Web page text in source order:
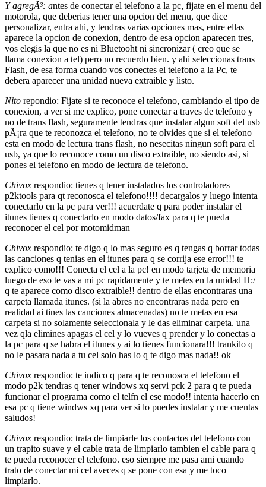
Y agregÃ³: antes de conectar el telefono a la pc, fijate en el menu del
motorola, que deberias tener una opcion del menu, que dice
personalizar, entra ahi, y tendras varias opciones mas, entre ellas
aparece la opcion de conexion, dentro de esa opcion aparecen tres,
vos elegis la que no es ni Bluetooht ni sincronizar ( creo que se
llama conexion a tel) pero no recuerdo bien. y ahi seleccionas trans
Flash, de esa forma cuando vos conectes el telefono a la Pc, te
debera aparecer una unidad nueva extraible y listo.
Nito repondio: Fijate si te reconoce el telefono, cambiando el tipo de
conexion, a ver si me explico, pone conectar a traves de telefono y
no de trans flash, seguramente tendras que instalar algun soft del usb
pÃ¡ra que te reconozca el telefono, no te olvides que si el telefono
esta en modo de lectura trans flash, no nesecitas ningun soft para el
usb, ya que lo reconoce como un disco extraible, no siendo asi, si
pones el telefono en modo de lectura de telefono.
Chivox respondio: tienes q tener instalados los controladores
p2ktools para qt reconosca el telefono!!!! decargalos y luego intenta
conectarlo en la pc para ver!!! acuerdate q para poder instalar el
itunes tienes q conectarlo en modo datos/fax para q te pueda
reconocer el cel por motomidman
Chivox respondio: te digo q lo mas seguro es q tengas q borrar todas
las canciones q tenias en el itunes para q se corrija ese error!!! te
explico como!!! Conecta el cel a la pc! en modo tarjeta de memoria
luego de eso te vas a mi pc rapidamente y te metes en la unidad H:/
q te aparece como disco extraible!! dentro de ellas encontraras una
carpeta llamada itunes. (si la abres no encontraras nada pero en
realidad ai tines las canciones almacenadas) no te metas en esa
carpeta si no solamente seleccionala y le das eliminar carpeta. una
vez qla elimines apagas el cel y lo vueves q prender y lo conectas a
la pc para q se habra el itunes y ai lo tienes funcionara!!! trankilo q
no le pasara nada a tu cel solo has lo q te digo mas nada!! ok
Chivox respondio: te indico q para q te reconosca el telefono el
modo p2k tendras q tener windows xq servi pck 2 para q te pueda
funcionar el programa como el telfn el ese modo!! intenta hacerlo en
esa pc q tiene windws xq para ver si lo puedes instalar y me cuentas
saludos!
Chivox respondio: trata de limpiarle los contactos del telefono con
un trapito suave y el cable trata de limpiarlo tambien el cable para q
te pueda reconocer el telefono. eso siempre me pasa ami cuando
trato de conectar mi cel aveces q se pone con esa y me toco
limpiarlo.